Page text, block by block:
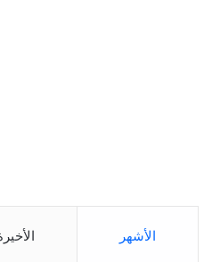
الأشهر